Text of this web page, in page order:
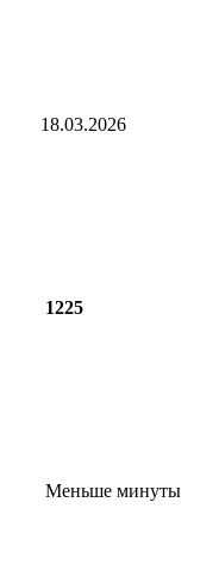
18.03.2026
1225
Меньше минуты